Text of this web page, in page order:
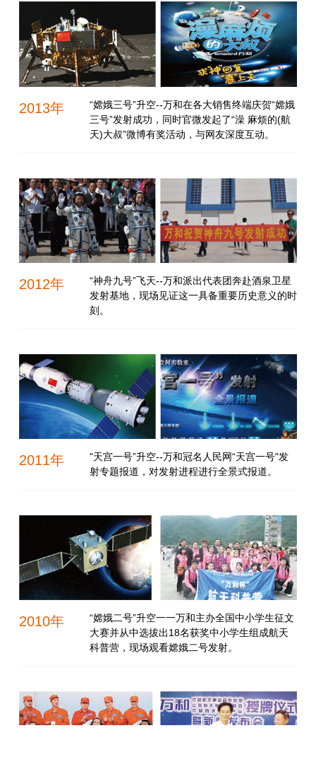
2013年
“嫦娥三号”升空--万和在各大销售终端庆贺“嫦娥
三号”发射成功，同时官微发起了“澡 麻烦的(航
天)大叔”微博有奖活动，与网友深度互动。
2012年
“神舟九号”飞天--万和派出代表团奔赴酒泉卫星
发射基地，现场见证这一具备重要历史意义的时
刻。
2011年
"天宫一号”升空--万和冠名人民网“天宫一号"发
射专题报道，对发射进程进行全景式报道。
2010年
“嫦娥二号”升空一一万和主办全国中小学生征文
大赛并从中选拔出18名获奖中小学生组成航天
科普营，现场观看嫦娥二号发射。